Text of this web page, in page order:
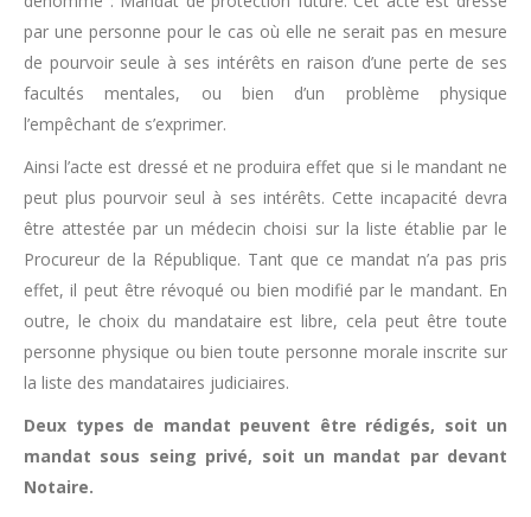
par une personne pour le cas où elle ne serait pas en mesure
de pourvoir seule à ses intérêts en raison d’une perte de ses
facultés mentales, ou bien d’un problème physique
l’empêchant de s’exprimer.
Ainsi l’acte est dressé et ne produira effet que si le mandant ne
peut plus pourvoir seul à ses intérêts. Cette incapacité devra
être attestée par un médecin choisi sur la liste établie par le
Procureur de la République. Tant que ce mandat n’a pas pris
effet, il peut être révoqué ou bien modifié par le mandant. En
outre, le choix du mandataire est libre, cela peut être toute
personne physique ou bien toute personne morale inscrite sur
la liste des mandataires judiciaires.
Deux types de mandat peuvent être rédigés, soit un
mandat sous seing privé, soit un mandat par devant
Notaire.